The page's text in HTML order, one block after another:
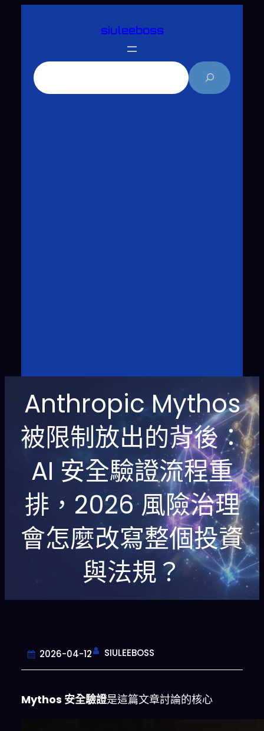
siuleeboss
Anthropic Mythos
被限制放出的背後：
AI 安全驗證流程重
排，2026 風險治理
會怎麼改寫整個投資
與法規？
2026-04-12 SIULEEBOSS
Mythos 安全驗證是這篇文章討論的核心